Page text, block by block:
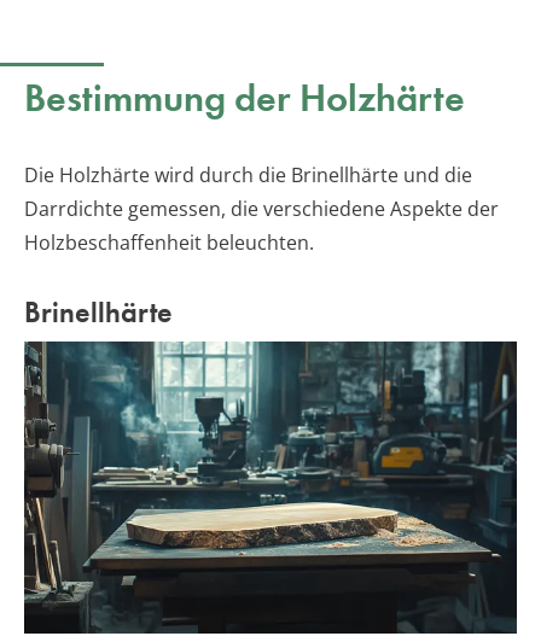
Bestimmung der Holzhärte
Die Holzhärte wird durch die Brinellhärte und die
Darrdichte gemessen, die verschiedene Aspekte der
Holzbeschaffenheit beleuchten.
Brinellhärte